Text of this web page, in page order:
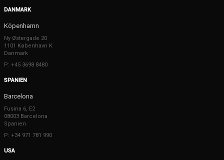
DANMARK
Köpenhamn
Ny Østergade 20
1101 København K
Danmark
P: +45 3698 8480
SPANIEN
Barcelona
Fusina 6, E2
08003 Barcelona
Spanien
P: +34 971 781 990
USA